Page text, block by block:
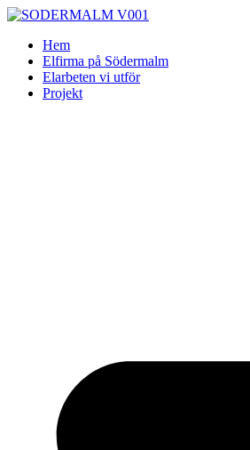
Skip
contentHem
Elfirma på Södermalm
Elarbeten vi utför
Projekt